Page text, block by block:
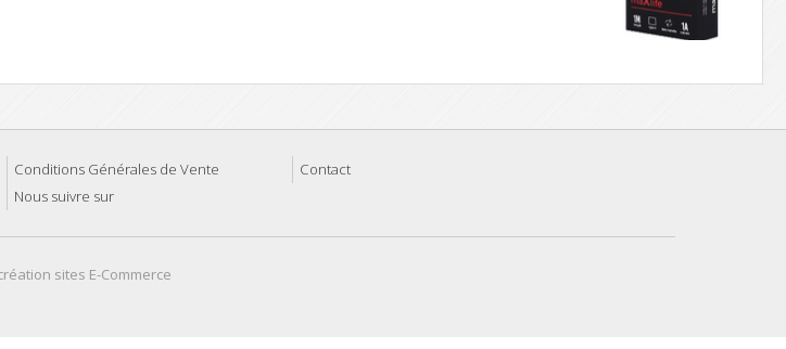
Conditions Générales de Vente
Contact
Nous suivre sur
sites E-Commerce